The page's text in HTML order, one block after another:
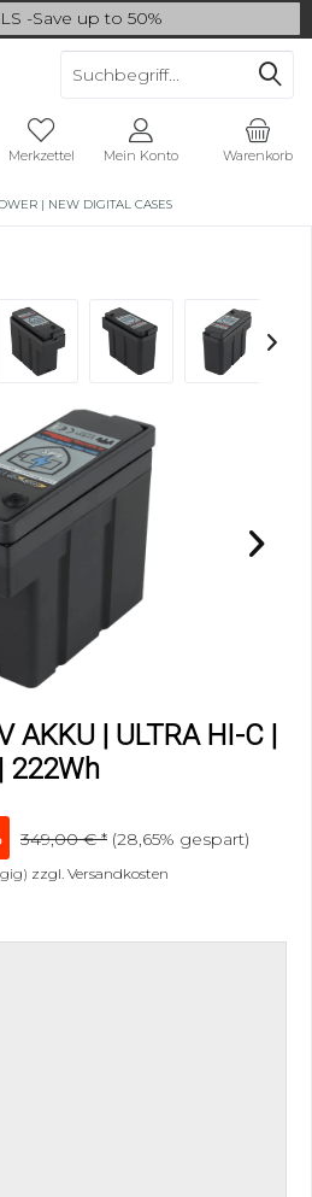
-Save up to 50%
... if gone then gone
Warenkorb
Merkzettel Mein Konto
| NEW DIGITAL CASES
AKKU | ULTRA HI-C |
222Wh
349,00 € * (28,65% gespart)
zzgl. Versandkosten